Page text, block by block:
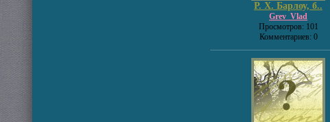
Р. Х. Барлоу, б..
Grev_Vlad
Просмотров: 101
Комментариев: 0